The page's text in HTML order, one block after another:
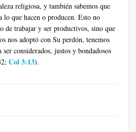
religiosa, y también sabemos que
lo que hacen o producen. Esto no
de trabajar y ser productivos, sino que
nos adoptó con Su perdón, tenemos
ser considerados, justos y bondadosos
Col 3:13).